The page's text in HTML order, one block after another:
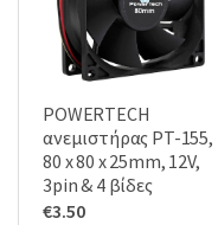
POWERTECH
ανεμιστήρας PT-155,
80 x 80 x 25mm, 12V,
3pin & 4 βίδες
€3.50